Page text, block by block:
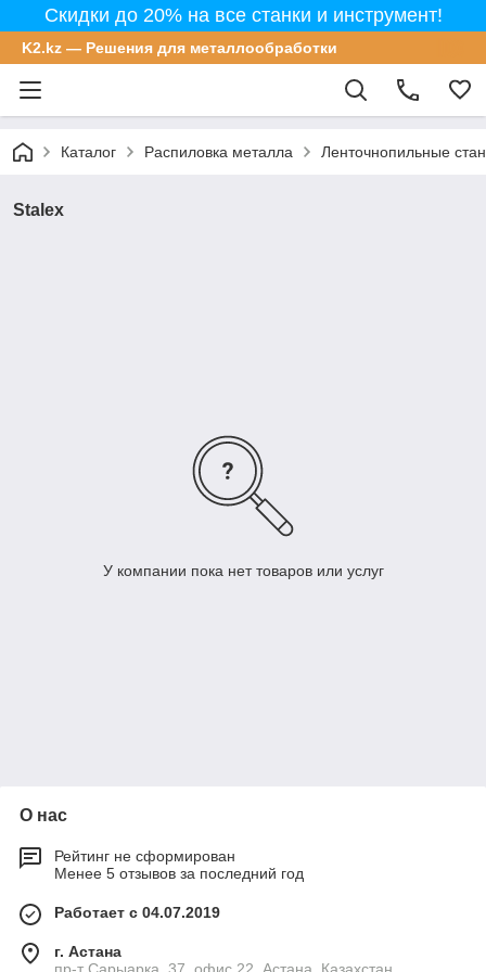
Скидки до 20% на все станки и инструмент!
K2.kz — Решения для металлообработки
Каталог Распиловка металла Ленточнопильные
Stalex
У компании пока нет товаров или услуг
О нас
Рейтинг не сформирован
Менее 5 отзывов за последний год
Работает с 04.07.2019
г. Астана